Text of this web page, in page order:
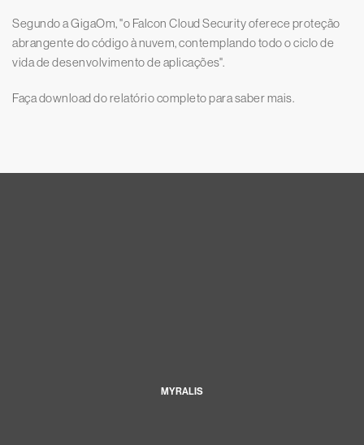
Segundo a GigaOm, "o Falcon Cloud Security oferece proteção
abrangente do código à nuvem, contemplando todo o ciclo de
vida de desenvolvimento de aplicações".
Faça download do relatório completo para saber mais.
MYRALIS